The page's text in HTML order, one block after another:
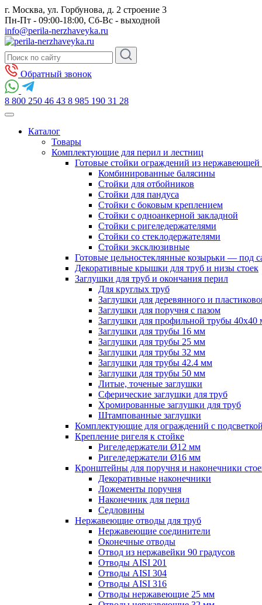
г. Москва, ул. Горбунова, д. 2 строение 3
Пн-Пт - 09:00-18:00, Сб-Вс - выходной
info@perila-nerzhaveyka.ru
Обратный звонок
8 800 250 46 43 8 985 190 31 28
Каталог
Товары
Комплектующие для перил и лестниц
Готовые стойки ограждений из нержавеющей
Комбинированные балясины
Стойки для отбойников
Стойки для пандуса
Стойки с боковым креплением
Стойки с одноанкерной закладной
Стойки с ригеледержателями
Стойки со стеклодержателями
Стойки эксклюзивные
Готовые цельностеклянные козырьки — под
Декоративные крышки для труб и низы стоек
Заглушки для труб и окончания перил
Для круглых труб
Заглушки для деревянного и
Заглушки для поручня с пазом
Заглушки для профильной трубы 40х40
Заглушки для трубы 16 мм
Заглушки для трубы 25 мм
Заглушки для трубы 32 мм
Заглушки для трубы 42.4 мм
Заглушки для трубы 50 мм
Литые, точеные заглушки
Сферические заглушки для труб
Хромированные заглушки для труб
Штампованные заглушки
Комплектующие для ограждений с подсветкой
Крепление ригеля к стойке
Ригеледержатели Ø12 мм
Ригеледержатели Ø16 мм
Кронштейны для поручня и наконечники
Декоративные наконечники
Ложементы поручня
Наконечник для перил
Седловины
Нержавеющие отводы для труб
Нержавеющие соединители
Оконечные отводы
Отвод из нержавейки 90 градусов
Отводы AISI 201
Отводы AISI 304
Отводы AISI 316
Отводы нержавеющие 25 мм